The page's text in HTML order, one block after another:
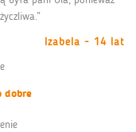
Izabela - 14 lat
dobre